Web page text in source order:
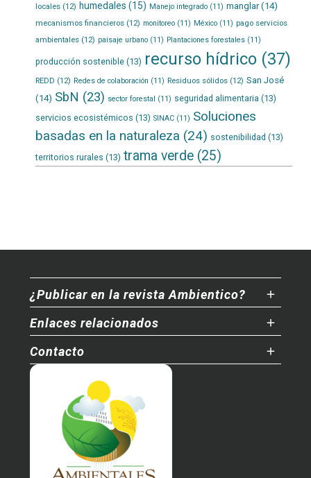
locales(12) humedales (15) Manejo integrado(11) manglar(14)
mecanismos financieros(12) monitoreo(11) México(11) pago servicios
ambientales(12) paisaje urbano(11) Plantaciones forestales(11)
producción sostenible(13) recurso hídrico(37)
REDD (12) Redes de colaboración (11) Residuos sólidos(12) San José
(14) SbN (23) sector forestal (11) seguridad alimentaria (13)
servicios ecosistémicos (13) SINAC(11) Soluciones
basadas en la naturaleza (24) sostenibilidad (13)
territorios rurales (13) trama verde(25)
¿Publicar en la revista Ambientico?
Enlaces relacionados
Contacto